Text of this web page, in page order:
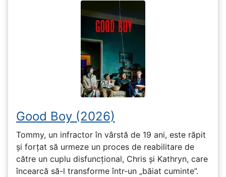
Good Boy (2026)
Tommy, un infractor în vârstă de 19 ani, este răpit
și forțat să urmeze un proces de reabilitare de
către un cuplu disfuncțional, Chris și Kathryn, care
încearcă să-l transforme într-un „băiat cuminte”.